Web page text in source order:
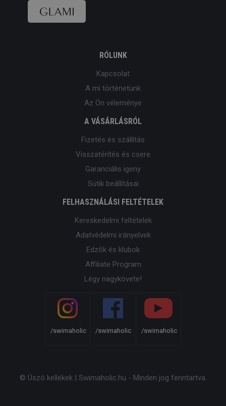
RÓLUNK
Kapcsolat
A mi történetünk
Az Ön véleménye
A VÁSÁRLÁSRÓL
Fizetés és szállítás
Visszatérítés és csere
Garanciális igeny
Sütik beállításai
FELHASZNÁLÁSI FELTÉTELEK
Kereskedelmi feltételek
Adatvédelmi irányelvek
Edzők és klubok
Affiliate Program
Légy nagykövete!
/swimaholic /swimaholic /swimaholic
© Úszó kellékek | Swimaholic.hu - Minden jog fenntartva.